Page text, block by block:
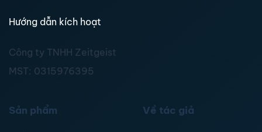
Hướng dẫn kích hoạt
Công ty TNHH Zeitgeist
MST: 0315976395
Sản phẩm Về tác giả